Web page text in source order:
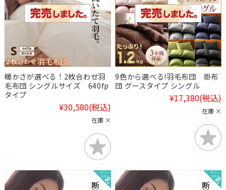
暖かさが選べる！2枚合わせ羽
毛布団 シングルサイズ 640fp
タイプ
¥30,580(税込)
在庫 ×
9色から選べる!羽毛布団 掛布
団 グースタイプ シングル
¥17,380(税込)
在庫 ×